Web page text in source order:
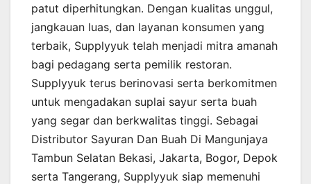
patut diperhitungkan. Dengan kualitas unggul,
jangkauan luas, dan layanan konsumen yang
terbaik, Supplyyuk telah menjadi mitra amanah
bagi pedagang serta pemilik restoran.
Supplyyuk terus berinovasi serta berkomitmen
untuk mengadakan suplai sayur serta buah
yang segar dan berkwalitas tinggi. Sebagai
Distributor Sayuran Dan Buah Di Mangunjaya
Tambun Selatan Bekasi, Jakarta, Bogor, Depok
serta Tangerang, Supplyyuk siap memenuhi